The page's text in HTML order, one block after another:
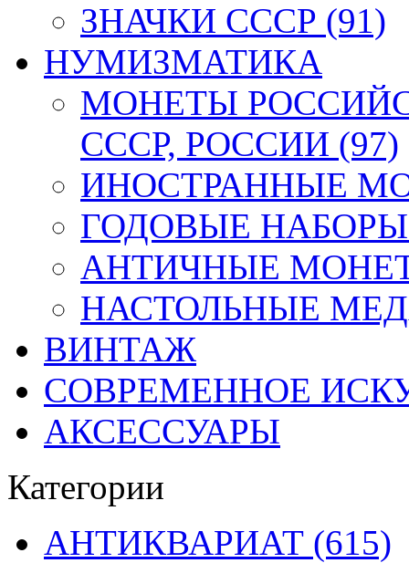
ЗНАЧКИ СССР (91)
НУМИЗМАТИКА
МОНЕТЫ
СССР, РОССИИ (97)
ИНОСТРАННЫЕ
ГОДОВЫЕ НАБОРЫ
АНТИЧНЫЕ
НАСТОЛЬНЫЕ
ВИНТАЖ
СОВРЕМЕННОЕ
АКСЕССУАРЫ
Категории
АНТИКВАРИАТ (615)